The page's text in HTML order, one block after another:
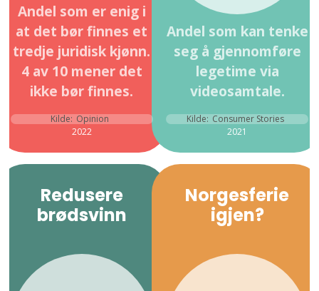
Andel som er enig i
at det bør finnes et
tredje juridisk kjønn.
4 av 10 mener det
ikke bør finnes.
Kilde: Opinion
2022
Andel som kan tenke
seg å gjennomføre
legetime via
videosamtale.
Kilde: Consumer Stories
2021
Redusere
brødsvinn
Norgesferie
igjen?